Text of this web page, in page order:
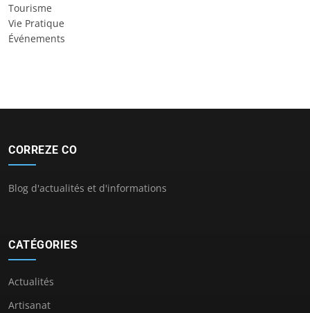
Tourisme
Vie Pratique
Événements
CORREZE CO
Blog d'actualités et d'informations
CATÉGORIES
Actualités
Artisanat